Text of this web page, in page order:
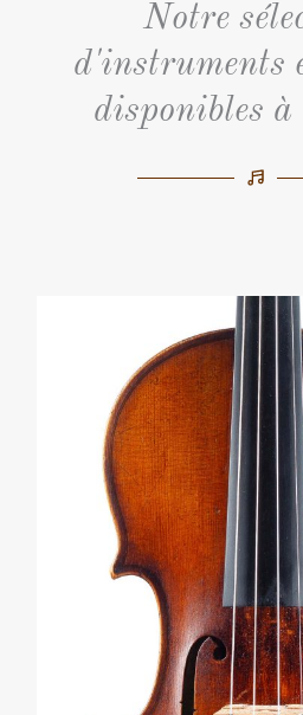
Notre
d'instruments
disponibles à